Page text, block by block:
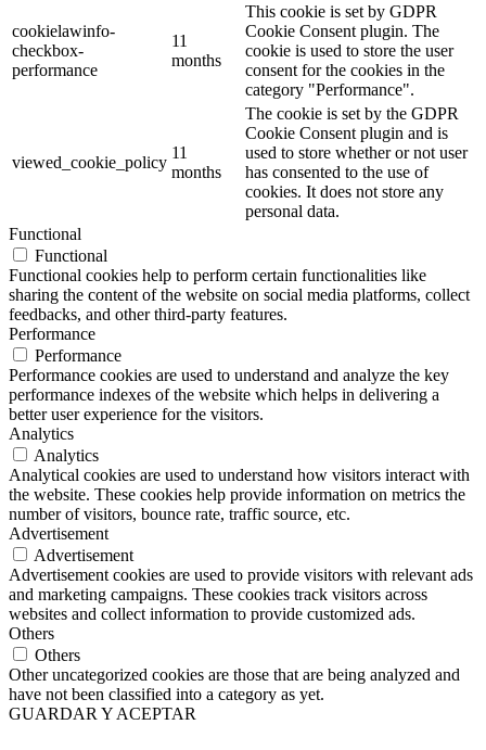
cookielawinfo-
checkbox-
performance
11
months
This cookie is set by GDPR
Cookie Consent plugin. The
cookie is used to store the user
consent for the cookies in the
category "Performance".
viewed_cookie_policy
11
months
The cookie is set by the GDPR
Cookie Consent plugin and is
used to store whether or not user
has consented to the use of
cookies. It does not store any
personal data.
Functional
Functional
Functional cookies help to perform certain functionalities like
sharing the content of the website on social media platforms, collect
feedbacks, and other third-party features.
Performance
Performance
Performance cookies are used to understand and analyze the key
performance indexes of the website which helps in delivering a
better user experience for the visitors.
Analytics
Analytics
Analytical cookies are used to understand how visitors interact with
the website. These cookies help provide information on metrics the
number of visitors, bounce rate, traffic source, etc.
Advertisement
Advertisement
Advertisement cookies are used to provide visitors with relevant ads
and marketing campaigns. These cookies track visitors across
websites and collect information to provide customized ads.
Others
Others
Other uncategorized cookies are those that are being analyzed and
have not been classified into a category as yet.
GUARDAR Y ACEPTAR